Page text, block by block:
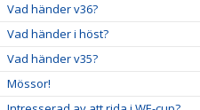
Vad händer v36?
Vad händer i höst?
Vad händer v35?
Mössor!